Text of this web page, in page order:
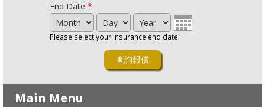
End Date *
Month
Day Year
Please select your insurance end date.
Main Menu